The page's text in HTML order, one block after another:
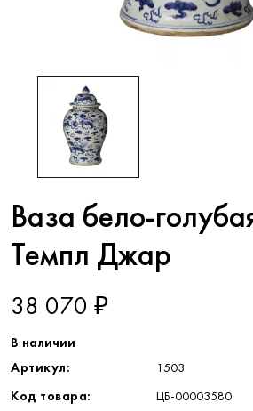
Ваза бело-
Темпл Джар
38 070 ₽
В наличии
Артикул:
1503
Код товара: ЦБ-00003580